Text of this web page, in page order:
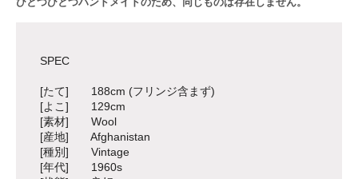
SPEC
[たて] 188cm (フリンジ含まず)
[よこ] 129cm
[素材] Wool
[産地] Afghanistan
[種別] Vintage
[年代] 1960s